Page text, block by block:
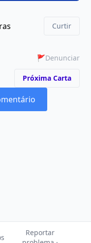
Curtir
🚩Denunciar
Próxima Carta
Reportar